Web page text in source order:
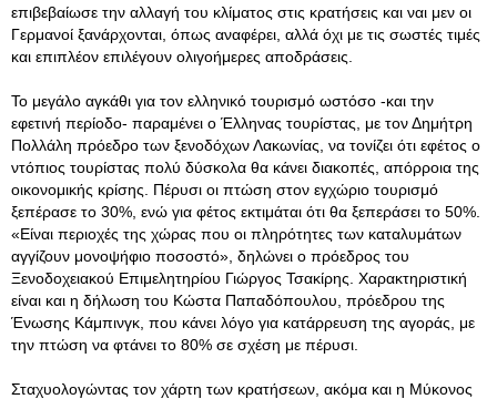
επιβεβαίωσε την αλλαγή του κλίματος στις κρατήσεις και ναι μεν οι
Γερμανοί ξανάρχονται, όπως αναφέρει, αλλά όχι με τις σωστές τιμές
και επιπλέον επιλέγουν ολιγοήμερες αποδράσεις.
Το μεγάλο αγκάθι για τον ελληνικό τουρισμό ωστόσο -και την
εφετινή περίοδο- παραμένει ο Έλληνας τουρίστας, με τον Δημήτρη
Πολλάλη πρόεδρο των ξενοδόχων Λακωνίας, να τονίζει ότι εφέτος ο
ντόπιος τουρίστας πολύ δύσκολα θα κάνει διακοπές, απόρροια της
οικονομικής κρίσης. Πέρυσι οι πτώση στον εγχώριο τουρισμό
ξεπέρασε το 30%, ενώ για φέτος εκτιμάται ότι θα ξεπεράσει το 50%.
«Είναι περιοχές της χώρας που οι πληρότητες των καταλυμάτων
αγγίζουν μονοψήφιο ποσοστό», δηλώνει ο πρόεδρος του
Ξενοδοχειακού Επιμελητηρίου Γιώργος Τσακίρης. Χαρακτηριστική
είναι και η δήλωση του Κώστα Παπαδόπουλου, πρόεδρου της
Ένωσης Κάμπινγκ, που κάνει λόγο για κατάρρευση της αγοράς, με
την πτώση να φτάνει το 80% σε σχέση με πέρυσι.
Σταχυολογώντας τον χάρτη των κρατήσεων, ακόμα και η Μύκονος